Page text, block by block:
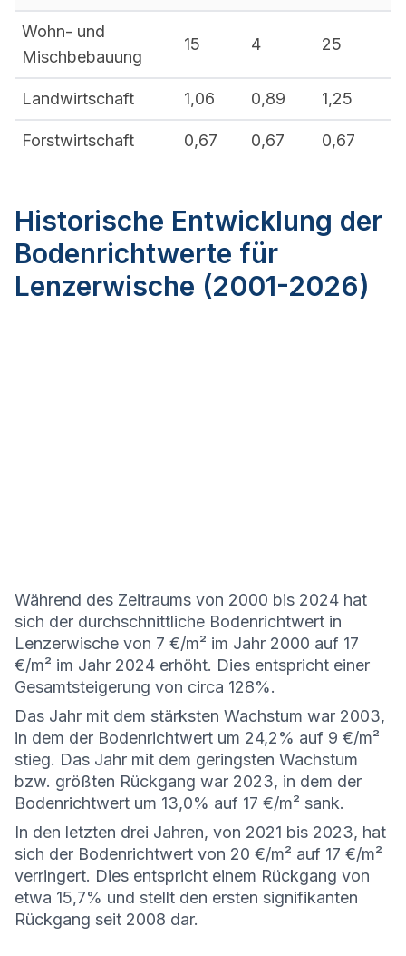
Wohn- und
Mischbebauung
15 4 25
Landwirtschaft 1,06 0,89 1,25
Forstwirtschaft 0,67 0,67 0,67
Historische Entwicklung der
Bodenrichtwerte für
Lenzerwische (2001-2026)
Während des Zeitraums von 2000 bis 2024 hat
sich der durchschnittliche Bodenrichtwert in
Lenzerwische von 7 €/m² im Jahr 2000 auf 17
€/m² im Jahr 2024 erhöht. Dies entspricht einer
Gesamtsteigerung von circa 128%.
Das Jahr mit dem stärksten Wachstum war 2003,
in dem der Bodenrichtwert um 24,2% auf 9 €/m²
stieg. Das Jahr mit dem geringsten Wachstum
bzw. größten Rückgang war 2023, in dem der
Bodenrichtwert um 13,0% auf 17 €/m² sank.
In den letzten drei Jahren, von 2021 bis 2023, hat
sich der Bodenrichtwert von 20 €/m² auf 17 €/m²
verringert. Dies entspricht einem Rückgang von
etwa 15,7% und stellt den ersten signifikanten
Rückgang seit 2008 dar.